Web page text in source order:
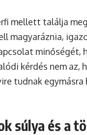
mellett találja
magyaráznia,
kérdés nem az,
tudnak
súlya és a